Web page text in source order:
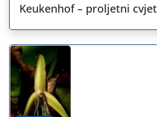
Keukenhof – proljetni